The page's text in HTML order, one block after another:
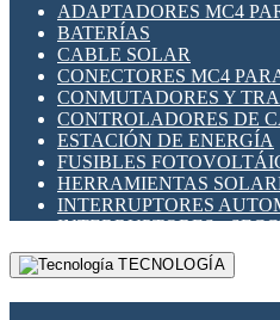
ADAPTADORES MC4
BATERÍAS
CABLE SOLAR
CONECTORES MC4
CONMUTADORES Y
CONTROLADORES DE
ESTACIÓN DE ENERGÍA
FUSIBLES
HERRAMIENTAS
INTERRUPTORES
INTERRUPTORES -
MONTAJE PANEL SOLAR
PORTA FUSIBLES Y
TECNOLOGÍA